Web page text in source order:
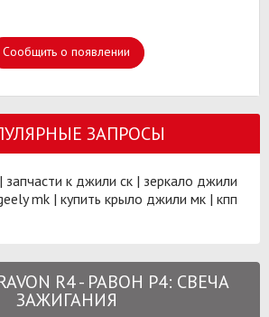
Сообщить о появлении
ЗАПРОСЫ
| запчасти к джили ск | зеркало джили
mk | купить крыло джили мк | кпп
R4 - РАВОН Р4: СВЕЧА
ЗАЖИГАНИЯ